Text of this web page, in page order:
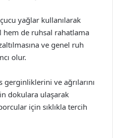
yağlar kullanılarak
hem de ruhsal rahatlama
ve genel ruh
olur.
ve ağrılarını
dokulara ulaşarak
için sıklıkla tercih